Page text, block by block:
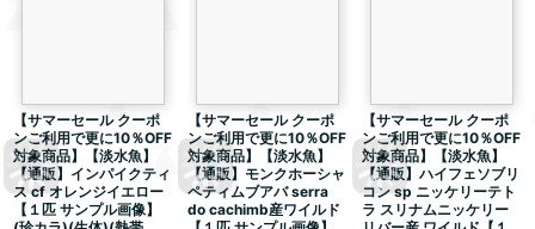
【サマーセール クーポ
ンご利用で更に10％OFF
対象商品】【淡水魚】
【通販】インパイクティ
ス cf オレンジイエロー
【１匹 サンプル画像】
【サマーセール クーポ
ンご利用で更に10％OFF
対象商品】【淡水魚】
【通販】モンクホーシャ
ペティムブアバ serra
do cachimb産ワイルド
【サマーセール クーポ
ンご利用で更に10％OFF
対象商品】【淡水魚】
【通販】ハイフェソブリ
コン sp ニッケリーテト
ラ スリナムニッケリー